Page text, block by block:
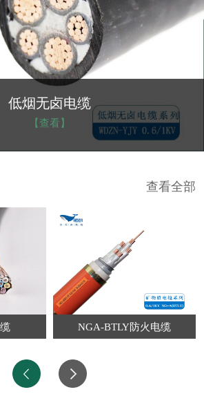
BTLY防火电缆
【查看】
查看全部
NGA-BTLY防火电缆